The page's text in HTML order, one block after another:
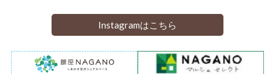
Instagramはこちら